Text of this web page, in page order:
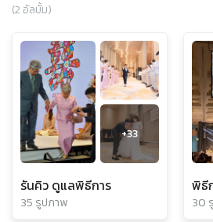
(2 อัลบั้ม)
+33
รันคิว ดูแลพิธีการ
35 รูปภาพ
พิธี
30